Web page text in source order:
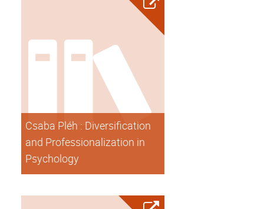
Csaba Pléh : Diversification
and Professionalization in
Psychology